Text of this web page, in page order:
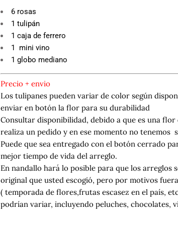
6 rosas
1 tulipán
1 caja de ferrero
1 mini vino
1 globo mediano
Precio + envio
Los tulipanes pueden variar de color según
enviar en botón la flor para su durabilidad
Consultar disponibilidad, debido a que es una flor
realiza un pedido y en ese momento no tenemos
Puede que sea entregado con el botón cerrado
mejor tiempo de vida del arreglo.
En nandallo hará lo posible para que los arreglos
original que usted escogió, pero por motivos
( temporada de flores,frutas escasez en el país,
podrían variar, incluyendo peluches, chocolates,